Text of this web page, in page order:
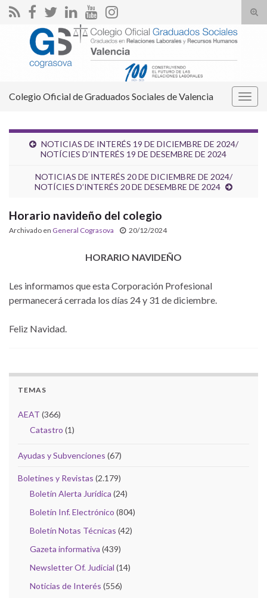
el
Search for:
Colegio Oficial de Graduados Sociales de Valencia
NOTICIAS DE INTERÉS 19 DE DICIEMBRE DE 2024/
NOTÍCIES D’INTERÉS 19 DE DESEMBRE DE 2024
NOTICIAS DE INTERÉS 20 DE DICIEMBRE DE 2024/
NOTÍCIES D’INTERÉS 20 DE DESEMBRE DE 2024
Horario navideño del colegio
Archivado en General Cograsova 20/12/2024
HORARIO NAVIDEÑO
Les informamos que esta Corporación Profesional
permanecerá cerrada los días 24 y 31 de diciembre.
Feliz Navidad.
TEMAS
AEAT (366)
Catastro (1)
Ayudas y Subvenciones (67)
Boletines y Revistas (2.179)
Boletín Alerta Jurídica (24)
Boletín Inf. Electrónico (804)
Boletín Notas Técnicas (42)
Gazeta informativa (439)
Newsletter Of. Judicial (14)
Noticias de Interés (556)